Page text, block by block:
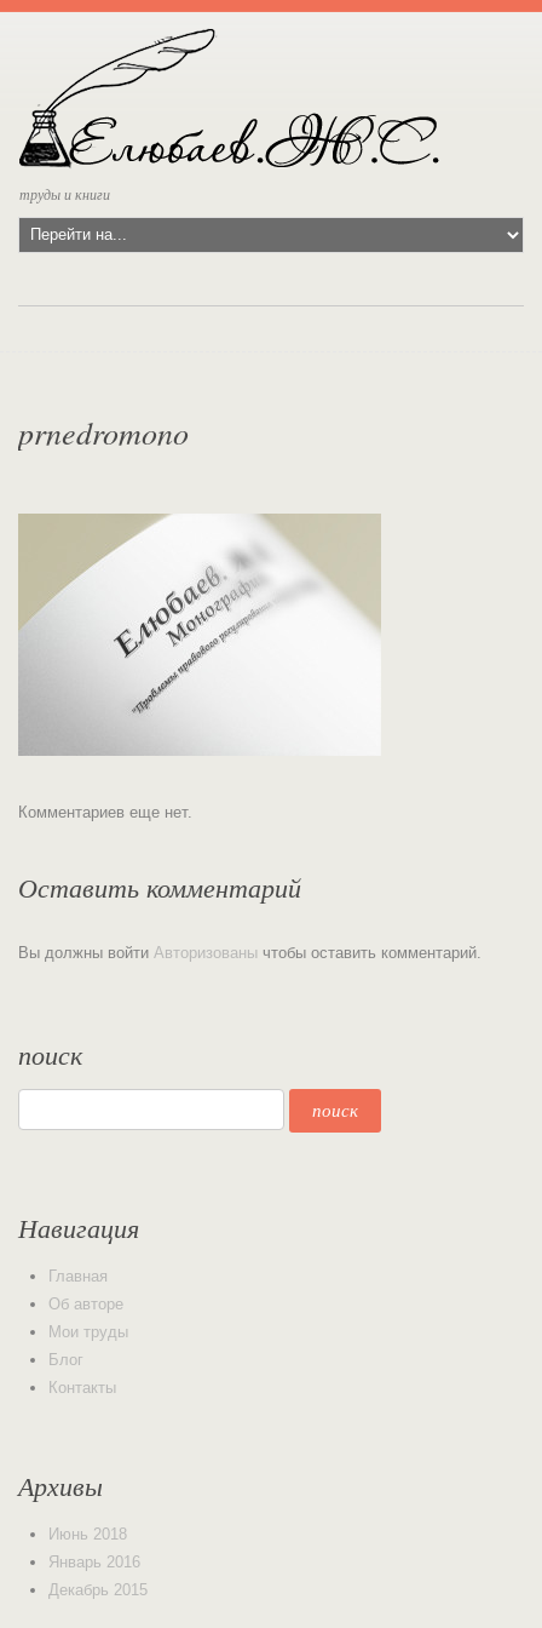
труды и книги
prnedromono
Комментариев еще нет.
Оставить комментарий
Вы должны войти Авторизованы чтобы оставить комментарий.
поиск
Навигация
Главная
Об авторе
Мои труды
Блог
Контакты
Архивы
Июнь 2018
Январь 2016
Декабрь 2015